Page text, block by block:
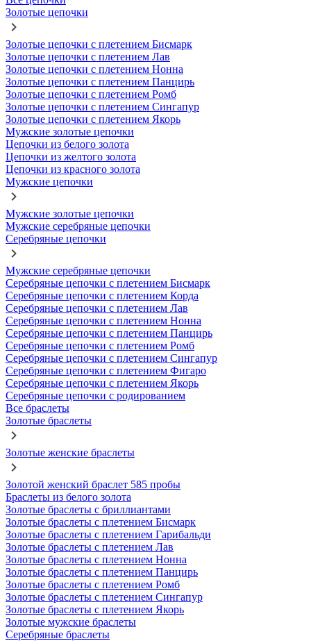
Золотые цепочки
Золотые цепочки с плетением Бисмарк
Золотые цепочки с плетением Лав
Золотые цепочки с плетением Нонна
Золотые цепочки с плетением Панцирь
Золотые цепочки с плетением Ромб
Золотые цепочки с плетением Сингапур
Золотые цепочки с плетением Якорь
Мужские золотые цепочки
Цепочки из белого золота
Цепочки из желтого золота
Цепочки из красного золота
Мужские цепочки
Мужские золотые цепочки
Мужские серебряные цепочки
Серебряные цепочки
Мужские серебряные цепочки
Серебряные цепочки с плетением Бисмарк
Серебряные цепочки с плетением Корда
Серебряные цепочки с плетением Лав
Серебряные цепочки с плетением Нонна
Серебряные цепочки с плетением Панцирь
Серебряные цепочки с плетением Ромб
Серебряные цепочки с плетением Сингапур
Серебряные цепочки с плетением Фигаро
Серебряные цепочки с плетением Якорь
Серебряные цепочки с родированием
Все браслеты
Золотые браслеты
Золотые женские браслеты
Золотой женский браслет 585 пробы
Браслеты из белого золота
Золотые браслеты с бриллиантами
Золотые браслеты с плетением Бисмарк
Золотые браслеты с плетением Гарибальди
Золотые браслеты с плетением Лав
Золотые браслеты с плетением Нонна
Золотые браслеты с плетением Панцирь
Золотые браслеты с плетением Ромб
Золотые браслеты с плетением Сингапур
Золотые браслеты с плетением Якорь
Золотые мужские браслеты
Серебряные браслеты